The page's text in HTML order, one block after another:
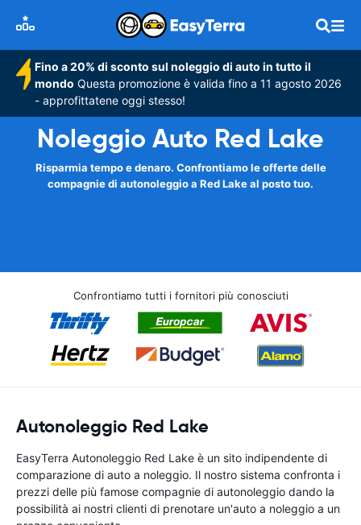
Fino a 20% di sconto sul noleggio di auto in tutto il
mondo Questa promozione è valida fino a 11 agosto 2026
- approfittatene oggi stesso!
Noleggio Auto Red Lake
Risparmia tempo e denaro. Confrontiamo le offerte delle
compagnie di autonoleggio a Red Lake al posto tuo.
Confrontiamo tutti i fornitori più conosciuti
Autonoleggio Red Lake
EasyTerra Autonoleggio Red Lake è un sito indipendente di
comparazione di auto a noleggio. Il nostro sistema confronta i
prezzi delle più famose compagnie di autonoleggio dando la
possibilità ai nostri clienti di prenotare un'auto a noleggio a un